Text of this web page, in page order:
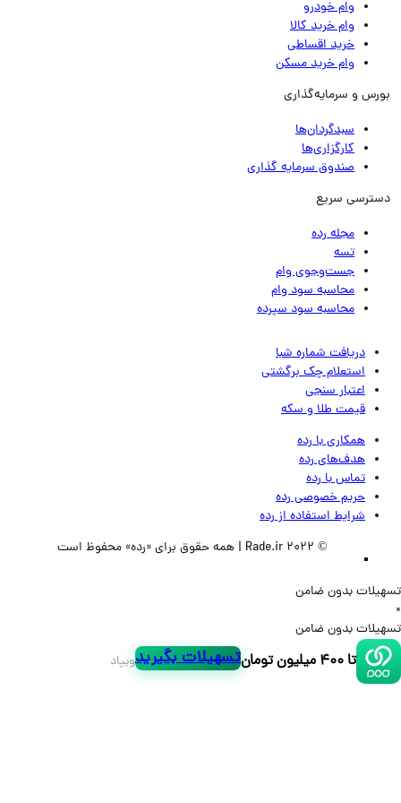
وام خودرو
وام خرید کالا
خرید اقساطی
وام خرید مسکن
و سرمایه‌گذاری
سبدگردان‌ها
کارگزاری‌ها
صندوق سرمایه گذاری
سریع
مجله رده
تسه
جست‌وجوی وام
محاسبه سود وام
محاسبه سود سپرده
دریافت شماره شبا
استعلام چک برگشتی
اعتبار سنجی
قیمت طلا و سکه
همکاری با رده
هدف‌های رده
تماس‌ با‌ رده
حریم خصوصی رده
شرایط استفاده از رده
بدون ضامن
بدون ضامن
تا ۴۰۰ میلیون تومان تسهیلات بگیریدویپاد